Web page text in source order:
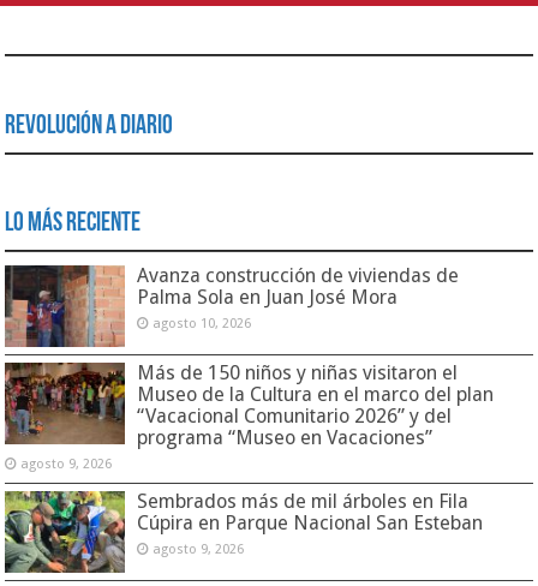
Revolución a Diario
Lo Más Reciente
Avanza construcción de viviendas de
Palma Sola en Juan José Mora
agosto 10, 2026
Más de 150 niños y niñas visitaron el
Museo de la Cultura en el marco del plan
“Vacacional Comunitario 2026” y del
programa “Museo en Vacaciones”
agosto 9, 2026
Sembrados más de mil árboles en Fila
Cúpira en Parque Nacional San Esteban
agosto 9, 2026